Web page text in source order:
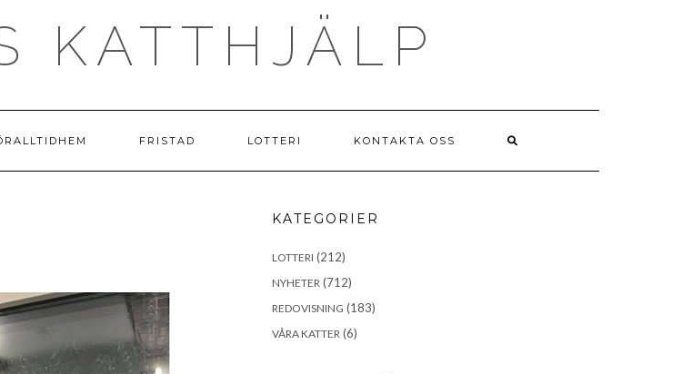
KATTHJÄLP
FRISTAD LOTTERI KONTAKTA OSS
KATEGORIER
LOTTERI (212)
NYHETER (712)
REDOVISNING (183)
VÅRA KATTER (6)